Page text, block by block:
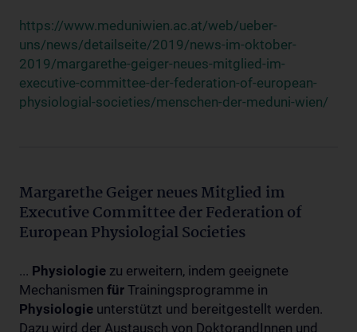
https://www.meduniwien.ac.at/web/ueber-
uns/news/detailseite/2019/news-im-oktober-
2019/margarethe-geiger-neues-mitglied-im-
executive-committee-der-federation-of-european-
physiologial-societies/menschen-der-meduni-wien/
Margarethe Geiger neues Mitglied im
Executive Committee der Federation of
European Physiologial Societies
... Physiologie zu erweitern, indem geeignete
Mechanismen für Trainingsprogramme in
Physiologie unterstützt und bereitgestellt werden.
Dazu wird der Austausch von DoktorandInnen und